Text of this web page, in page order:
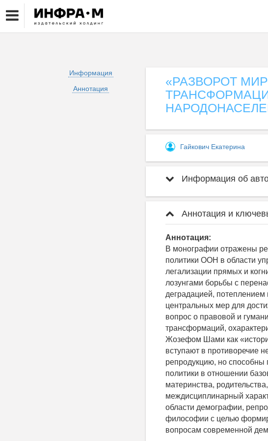
Информация
Аннотация
«РАЗВОРОТ
Гайкович Екатерина
Информация об
Аннотация и
Аннотация:
В монографии отражены
политики ООН в области
легализации прямых и
лозунгами борьбы с
деградацией, потеплением
центральных мер для
вопрос о правовой и
трансформаций,
Жозефом Шами как
вступают в противоречие
репродукцию, но способны
политики в отношении
материнства,
междисциплинарный
области демографии,
философии с целью
вопросам современной